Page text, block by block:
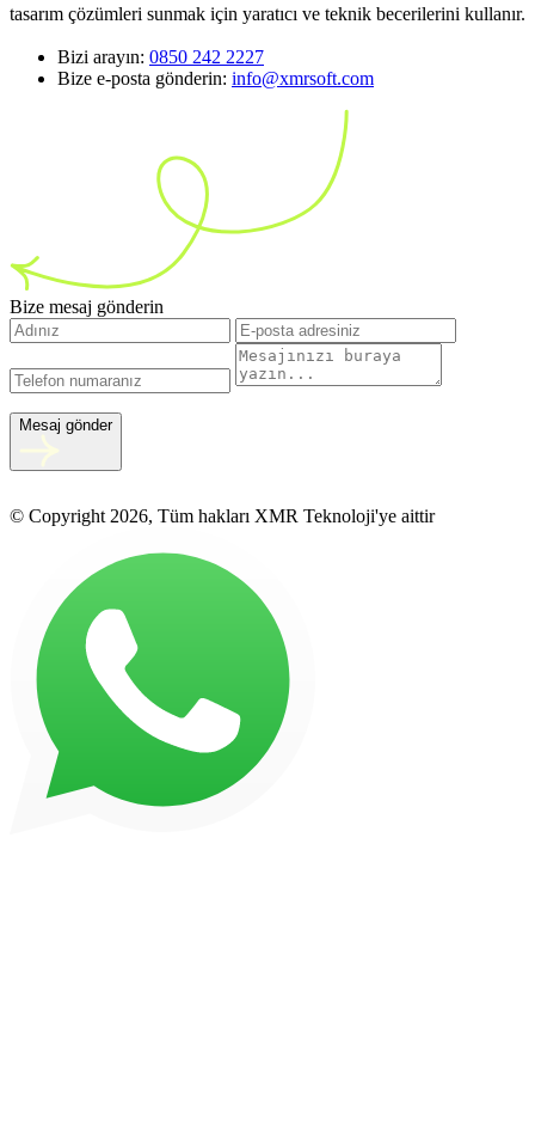
tasarım çözümleri sunmak için yaratıcı ve teknik becerilerini kullanır.
Bizi arayın: 0850 242 2227
Bize e-posta gönderin: info@xmrsoft.com
Bize mesaj gönderin
Mesaj gönder
© Copyright 2026, Tüm hakları XMR Teknoloji'ye aittir